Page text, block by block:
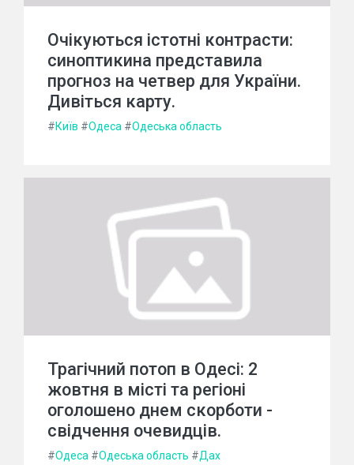
Очікуються істотні контрасти:
синоптикина представила
прогноз на четвер для України.
Дивіться карту.
#Київ #Одеса #Одеська область
Трагічний потоп в Одесі: 2
жовтня в місті та регіоні
оголошено днем скорботи -
свідчення очевидців.
#Одеса #Одеська область #Дах